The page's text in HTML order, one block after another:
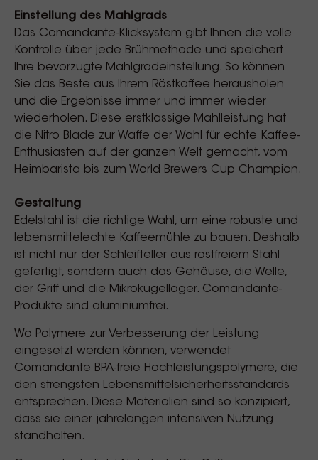
Einstellung des Mahlgrads
Das Comandante-Klicksystem gibt Ihnen die volle
Kontrolle über jede Brühmethode und speichert
Ihre bevorzugte Mahlgradeinstellung. So können
Sie das Beste aus Ihrem Röstkaffee herausholen
und die Ergebnisse immer und immer wieder
wiederholen. Diese erstklassige Mahlleistung hat
die Nitro Blade zur Waffe der Wahl für echte Kaffee-
Enthusiasten auf der ganzen Welt gemacht, vom
Heimbarista bis zum World Brewers Cup Champion.
Gestaltung
Edelstahl ist die richtige Wahl, um eine robuste und
lebensmittelechte Kaffeemühle zu bauen. Deshalb
ist nicht nur der Schleifteller aus rostfreiem Stahl
gefertigt, sondern auch das Gehäuse, die Welle,
der Griff und die Mikrokugellager. Comandante-
Produkte sind aluminiumfrei.
Wo Polymere zur Verbesserung der Leistung
eingesetzt werden können, verwendet
Comandante BPA-freie Hochleistungspolymere, die
den strengsten Lebensmittelsicherheitsstandards
entsprechen. Diese Materialien sind so konzipiert,
dass sie einer jahrelangen intensiven Nutzung
standhalten.